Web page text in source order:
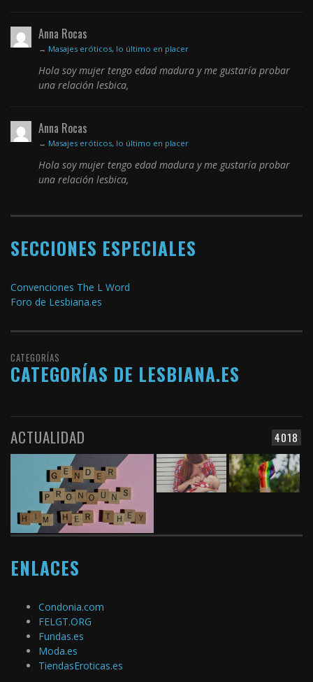
Anna Rocas
→ Masajes eróticos, lo último en placer
Hola soy mujer tengo edad madura y me gustaría probar
una relación lesbica,
Anna Rocas
→ Masajes eróticos, lo último en placer
Hola soy mujer tengo edad madura y me gustaría probar
una relación lesbica,
SECCIONES ESPECIALES
Convenciones The L Word
Foro de Lesbiana.es
CATEGORÍAS
CATEGORÍAS DE LESBIANA.ES
4018
ACTUALIDAD
ENLACES
Condonia.com
FELGT.ORG
Fundas.es
Moda.es
TiendasEroticas.es